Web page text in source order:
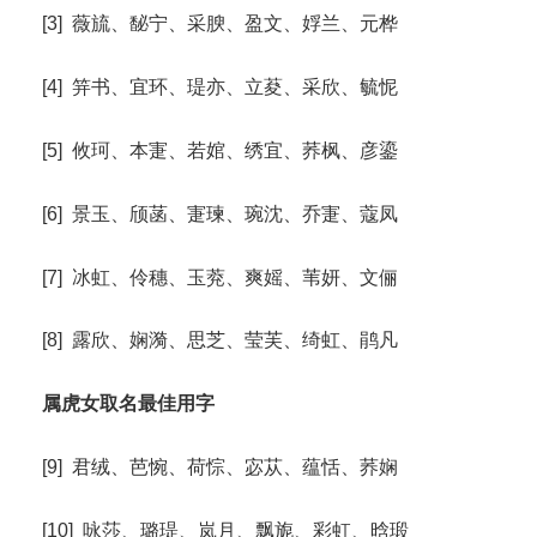
[3] 薇旈、馝宁、采腴、盈文、娐兰、元桦
[4] 笄书、宜环、瑅亦、立荾、采欣、毓怩
[5] 攸珂、本寁、若婠、绣宜、荞枫、彦鎏
[6] 景玉、颀菡、寁瑓、琬沈、乔寁、蔻凤
[7] 冰虹、伶穗、玉萒、爽媱、苇妍、文俪
[8] 露欣、娴漪、思芝、莹芙、绮虹、鹃凡
属虎女取名最佳用字
[9] 君绒、芭惋、荷悰、宓苁、蕴恬、荞娴
[10] 咏莎、璐瑅、岚月、飘旎、彩虹、晗瑖